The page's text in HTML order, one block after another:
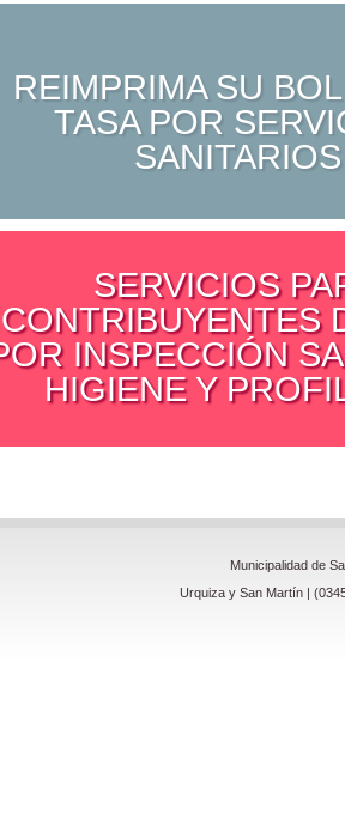
REIMPRIMA SU
TASA POR
SANITARIOS
SERVICIOS
CONTRIBUYENTES
INSPECCIÓN
HIGIENE Y
Municipalidad de
Urquiza y San Martín |